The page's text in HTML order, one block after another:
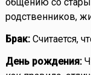
родственников,
Брак:Считается,
День рождения: